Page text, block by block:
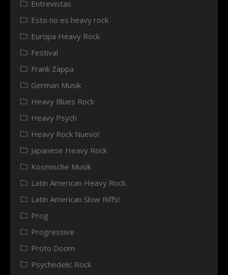
Entrevistas
Esto no es heavy rock
Europa Heavy Rock
Festival
Frank Zappa
German Musik
Heavy Blues Rock
Heavy Psych
Heavy Rock Nuevo!
Japanese Heavy Rock
Kosmische Musik
Latin American Heavy Rock
Latin American Slow Riffs!
Prog
Progressive
Proto Doom
Psychedelic Rock